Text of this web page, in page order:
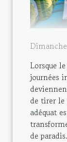
Lorsque
journées
de tirer
adéquat
de